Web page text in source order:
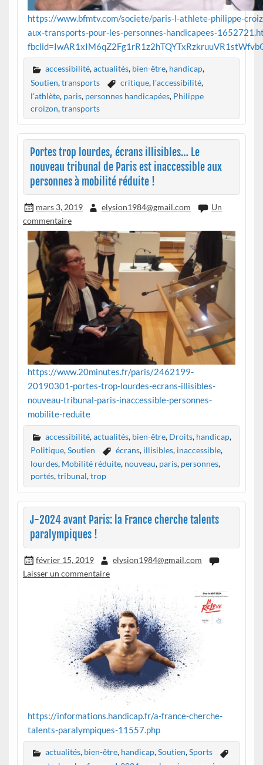
https://www.bfmtv.com/societe/paris-l-athlete-philippe-
aux-transports-pour-les-personnes-handicapees-
accessibilité,actualités, bien-être, handicap,
Soutien,transports critique, l'accessibilité,
l'athlète, paris, personnes handicapées, Philippe
croizon,transports
Portes trop lourdes, écrans illisibles… Le
nouveau tribunal de Paris est inaccessible aux
personnes à mobilité réduite !
mars 3, 2019 elysion1984@gmail.com
Un
commentaire
https://www.20minutes.fr/paris/2462199-
20190301-portes-trop-lourdes-ecrans-illisibles-
nouveau-tribunal-paris-inaccessible-personnes-
mobilite-reduite
accessibilité,actualités, bien-être, Droits, handicap,
Politique,Soutien écrans, illisibles, inaccessible,
lourdes, Mobilité réduite, nouveau, paris, personnes,
portés,tribunal,trop
J-2024 avant Paris: la France cherche talents
paralympiques !
février 15, 2019
elysion1984@gmail.com
Laisser un commentaire
https://informations.handicap.fr/a-france-cherche-
talents-paralympiques-11557.php
actualités, bien-être, handicap,Soutien,Sports